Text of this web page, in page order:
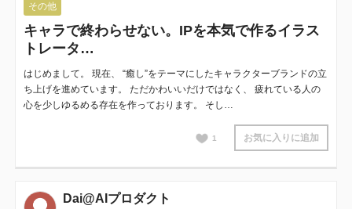
その他
キャラで終わらせない。IPを本気で作るイラス
トレータ…
はじめまして。 現在、 “癒し”をテーマにしたキャラクターブランドの立
ち上げを進めています。 ただかわいいだけではなく、 疲れている人の
心を少しゆるめる存在を作っております。 そし…
1 お気に入りに追加
Dai@AIプロダクト